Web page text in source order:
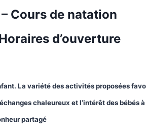
Cours de natation
d’ouverture
La variété des activités proposées
chaleureux et l’intérêt des
partagé